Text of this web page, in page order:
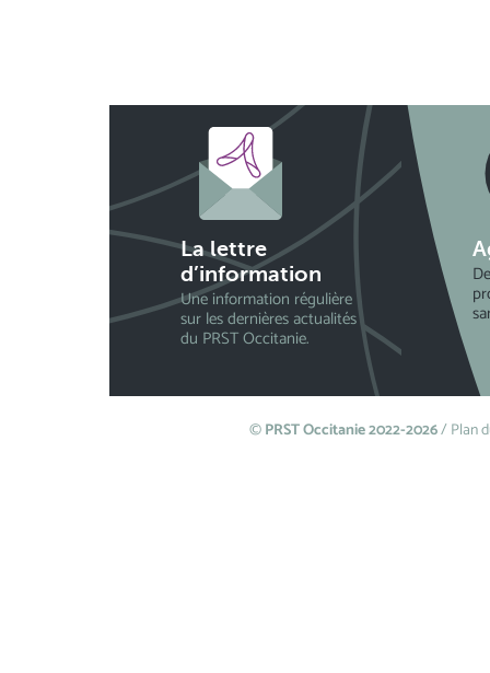
La lettre
d’information
Une information régulière
sur les dernières actualités
du PRST Occitanie.
©PRST Occitanie 2022-2026/Plan